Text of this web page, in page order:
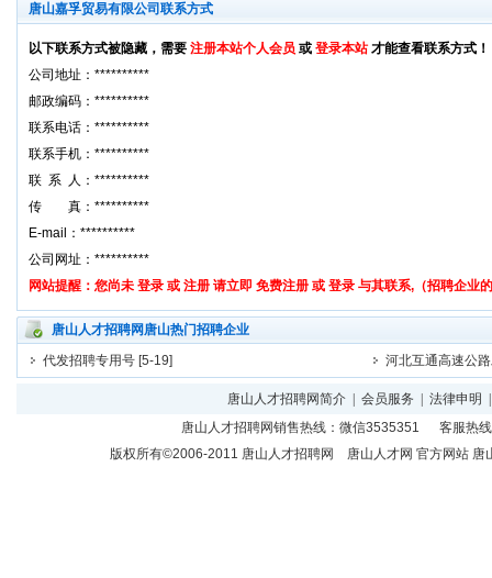
唐山嘉孚贸易有限公司联系方式
唐山人才招聘网唐山热门招聘企业
代发招聘专用号 [5-19] 河北互通高速公
唐山人才招聘网简介 会员服务 法律申明
唐山人才招聘网销售热线：微信3535351 客服热
版权所有©2006-2011 唐山人才招聘网 唐山人才网 官方网站 唐